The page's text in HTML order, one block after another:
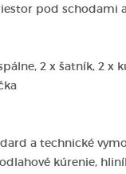
pod schodami a
2 x šatník, 2 x
a technické
kúrenie,